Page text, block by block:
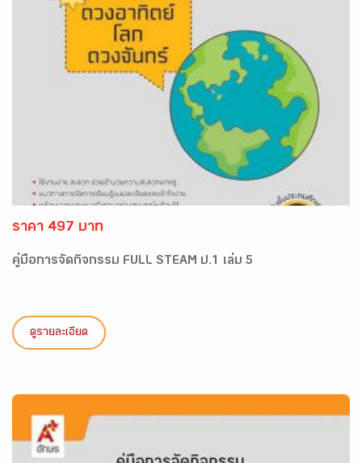
ราคา 497 บาท
คู่มือการจัดกิจกรรม FULL STEAM ป.1 เล่ม 5
ดูรายละเอียด